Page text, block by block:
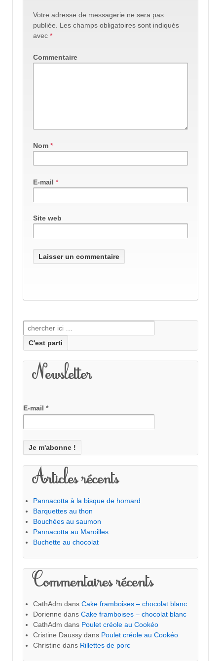
Votre adresse de messagerie ne sera pas
publiée. Les champs obligatoires sont indiqués
avec *
Commentaire
Nom *
E-mail *
Site web
Recherche pour:
Newsletter
E-mail *
Articles récents
Pannacotta à la bisque de homard
Barquettes au thon
Bouchées au saumon
Pannacotta au Maroilles
Buchette au chocolat
Commentaires récents
CathAdm dans Cake framboises – chocolat blanc
Dorienne dans Cake framboises – chocolat blanc
CathAdm dans Poulet créole au Cookéo
Cristine Daussy dans Poulet créole au Cookéo
Christine dans Rillettes de porc